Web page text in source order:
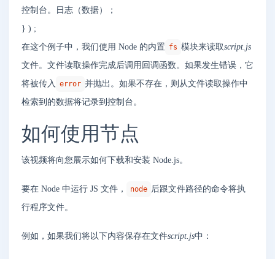
控制台。 日志 （数据）
；
} ) ;
在这个例子中，我们使用 Node 的内置 fs 模块来读取script.js
文件。文件读取操作完成后调用回调函数。如果发生错误，它
将被传入 error 并抛出。如果不存在，则从文件读取操作中
检索到的数据将记录到控制台。
如何使用节点
该视频将向您展示如何下载和安装 Node.js。
要在 Node 中运行 JS 文件， node 后跟文件路径的命令将执
行程序文件。
例如，如果我们将以下内容保存在文件script.js中：